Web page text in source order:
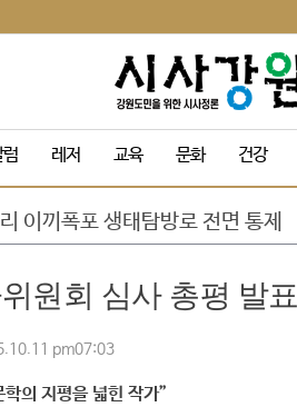
레저 교육 문화 건강
및 막걸리 축제
이끼폭포 생태탐방로 전면 통제
규 '3인 전시회'
음악 맥주 축제’ 드론 라이트쇼
내부 온도 85.5℃까지 치솟아
및 막걸리 축제
원회 심사 총평 발표
pm07:03
의 지평을 넓힌 작가”